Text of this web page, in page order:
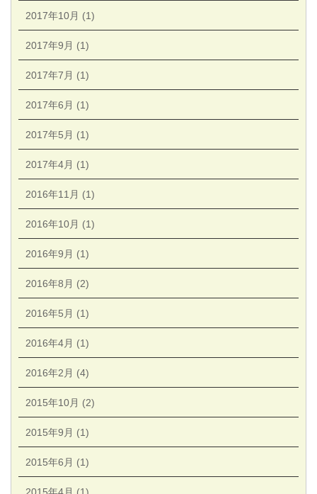
2017年10月 (1)
2017年9月 (1)
2017年7月 (1)
2017年6月 (1)
2017年5月 (1)
2017年4月 (1)
2016年11月 (1)
2016年10月 (1)
2016年9月 (1)
2016年8月 (2)
2016年5月 (1)
2016年4月 (1)
2016年2月 (4)
2015年10月 (2)
2015年9月 (1)
2015年6月 (1)
2015年4月 (1)